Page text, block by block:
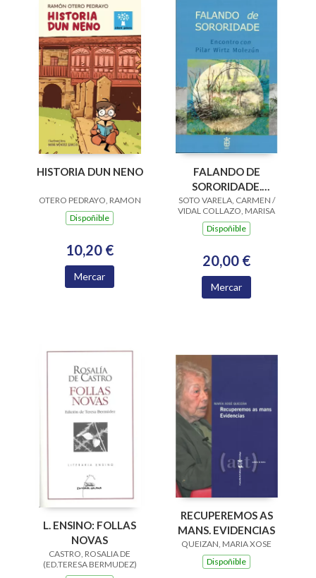
HISTORIA DUN NENO
OTERO PEDRAYO, RAMON
Dispoñible
10,20 €
Mercar
FALANDO DE
SORORIDADE.
ENCONTRO CON
PILAR WIRTZ
MOLEZUN
SOTO VARELA, CARMEN /
VIDAL COLLAZO, MARISA
Dispoñible
20,00 €
Mercar
L. ENSINO: FOLLAS
NOVAS
CASTRO, ROSALIA DE
(ED.TERESA BERMUDEZ)
RECUPEREMOS AS
MANS. EVIDENCIAS
QUEIZAN, MARIA XOSE
Dispoñible